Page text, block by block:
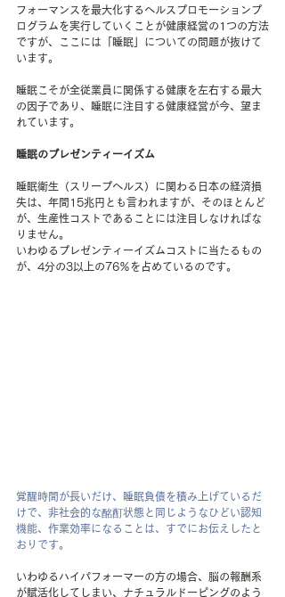
フォーマンスを最大化するヘルスプロモーションプ
ログラムを実行していくことが健康経営の1つの方法
ですが、ここには「睡眠」についての問題が抜けて
います。
睡眠こそが全従業員に関係する健康を左右する最大
の因子であり、睡眠に注目する健康経営が今、望ま
れています。
睡眠のプレゼンティーイズム
睡眠衛生（スリープヘルス）に関わる日本の経済損
失は、年間15兆円とも言われますが、そのほとんど
が、生産性コストであることには注目しなければな
りません。
いわゆるプレゼンティーイズムコストに当たるもの
が、4分の3以上の76％を占めているのです。
覚醒時間が長いだけ、睡眠負債を積み上げているだ
けで、非社会的な酩酊状態と同じようなひどい認知
機能、作業効率になることは、すでにお伝えしたと
おりです。
いわゆるハイパフォーマーの方の場合、脳の報酬系
が賦活化してしまい、ナチュラルドーピングのよう